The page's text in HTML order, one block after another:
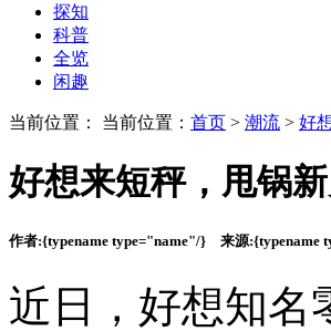
探知
科普
全览
闲趣
当前位置： 当前位置： 首页 > 潮流 > 好
好想来短秤，甩锅
作者:{typename type="name"/} 来源:{typename
近日，好想知名